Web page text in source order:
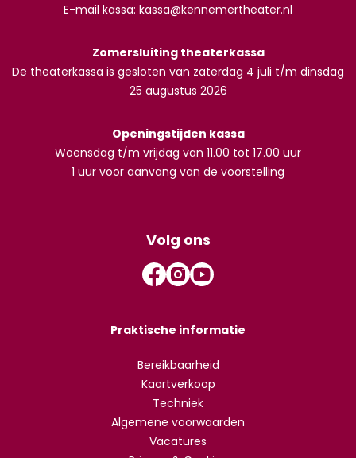
E-mail kassa: kassa@kennemertheater.nl
Zomersluiting theaterkassa
De theaterkassa is gesloten van zaterdag 4 juli t/m dinsdag
25 augustus 2026
Openingstijden kassa
Woensdag t/m vrijdag van 11.00 tot 17.00 uur
1 uur voor aanvang van de voorstelling
Volg ons
Praktische informatie
Bereikbaarheid
Kaartverkoop
Techniek
Algemene voorwaarden
Vacatures